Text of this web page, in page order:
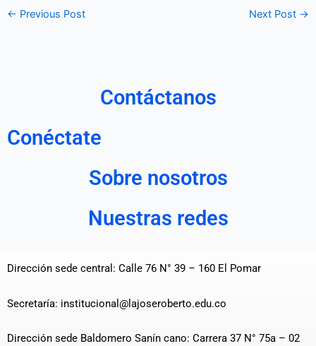
← Previous Post Next Post →
Contáctanos
Conéctate
Sobre nosotros
Nuestras redes
Dirección sede central: Calle 76 N° 39 – 160 El Pomar
Secretaría: institucional@lajoseroberto.edu.co
Dirección sede Baldomero Sanín cano: Carrera 37 N° 75a – 02